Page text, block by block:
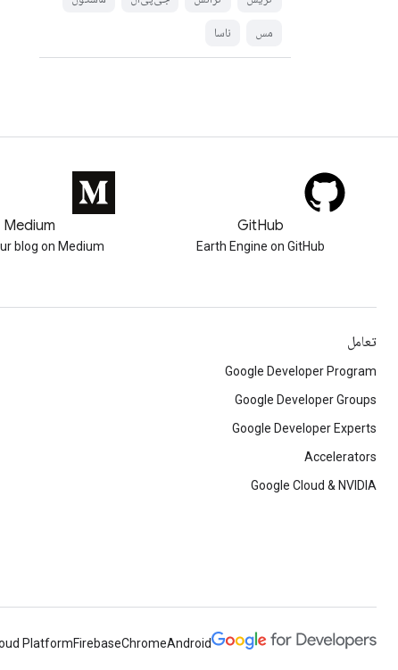
مس ناسا
GitHub
Earth Engine on GitHub
Medium
blog on Medium
تعامل
Google Developer Program
Google Developer Groups
Google Developer Experts
Accelerators
Google Cloud & NVIDIA
Android
Chrome
Firebase
Platform